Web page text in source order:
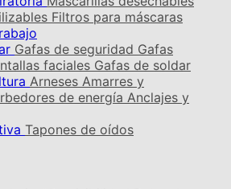
Filtros para máscaras
Gafas de seguridad Gafas
faciales Gafas de soldar
Arneses Amarres y
de energía Anclajes y
Tapones de oídos